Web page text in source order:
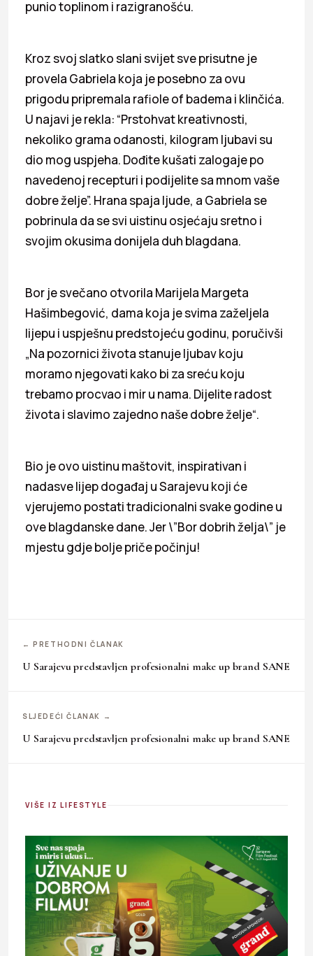
punio toplinom i razigranošću.
Kroz svoj slatko slani svijet sve prisutne je
provela Gabriela koja je posebno za ovu
prigodu pripremala rafiole of badema i klinčića.
U najavi je rekla: “Prstohvat kreativnosti,
nekoliko grama odanosti, kilogram ljubavi su
dio mog uspjeha. Dođite kušati zalogaje po
navedenoj recepturi i podijelite sa mnom vaše
dobre želje”. Hrana spaja ljude, a Gabriela se
pobrinula da se svi uistinu osjećaju sretno i
svojim okusima donijela duh blagdana.
Bor je svečano otvorila Marijela Margeta
Hašimbegović, dama koja je svima zaželjela
lijepu i uspješnu predstojeću godinu, poručivši
„Na pozornici života stanuje ljubav koju
moramo njegovati kako bi za sreću koju
trebamo procvao i mir u nama. Dijelite radost
života i slavimo zajedno naše dobre želje“.
Bio je ovo uistinu maštovit, inspirativan i
nadasve lijep događaj u Sarajevu koji će
vjerujemo postati tradicionalni svake godine u
ove blagdanske dane. Jer \”Bor dobrih želja\” je
mjestu gdje bolje priče počinju!
← PRETHODNI ČLANAK
U Sarajevu predstavljen profesionalni make up brand SANE
SLJEDEĆI ČLANAK →
U Sarajevu predstavljen profesionalni make up brand SANE
VIŠE IZ LIFESTYLE